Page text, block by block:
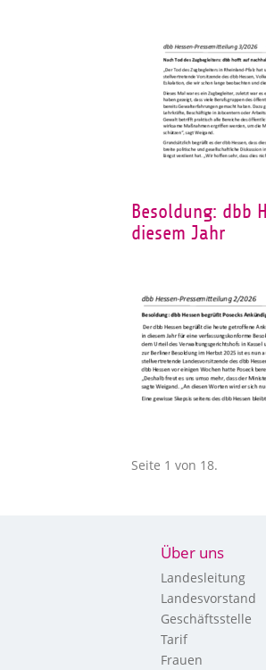
Besoldung: dbb
diesem Jahr
Seite 1 von 18.
Über uns
Landesleitung
Landesvorstand
Geschäftsstelle
Tarif
Frauen